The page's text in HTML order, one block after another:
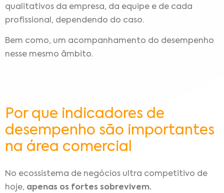
qualitativos da empresa, da equipe e de cada
profissional, dependendo do caso.
Bem como, um acompanhamento do desempenho
nesse mesmo âmbito.
Por que indicadores de
desempenho são importantes
na área comercial
No ecossistema de negócios ultra competitivo de
hoje, apenas os fortes sobrevivem.